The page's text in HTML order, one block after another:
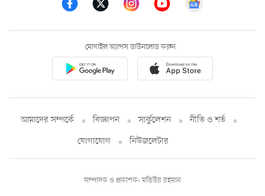
মোবাইল অ্যাপস ডাউনলোড করুন
আমাদের সম্পর্কে বিজ্ঞাপন সার্কুলেশন
নীতি ও শর্ত
যোগাযোগ
নিউজলেটার
সম্পাদক ও প্রকাশক: মতিউর রহমান